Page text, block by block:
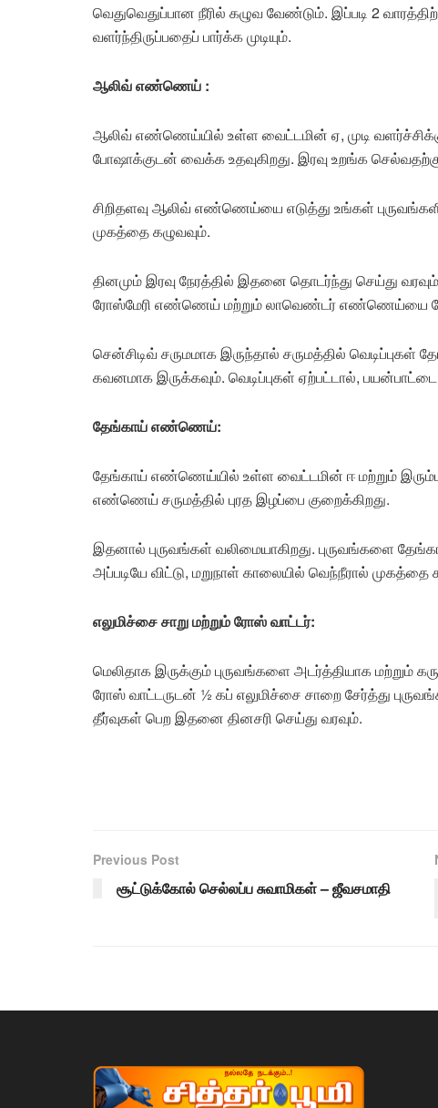
வெதுவெதுப்பான நீரில் கழுவ வேண்டும். இப்படி 2
வளர்ந்திருப்பதைப் பார்க்க முடியும்.
ஆலிவ் எண்ணெய் :
ஆலிவ் எண்ணெய்யில் உள்ள வைட்டமின் ஏ, முடி
போஷாக்குடன் வைக்க உதவுகிறது. இரவு உறங்க
சிறிதளவு ஆலிவ் எண்ணெய்யை எடுத்து உங்கள்
முகத்தை கழுவவும்.
தினமும் இரவு நேரத்தில் இதனை தொடர்ந்து செய்து
ரோஸ்மேரி எண்ணெய் மற்றும் லாவெண்டர் எண்ணெய்யை
சென்சிடிவ் சருமமாக இருந்தால் சருமத்தில்
கவனமாக இருக்கவும். வெடிப்புகள் ஏற்பட்டால்,
தேங்காய் எண்ணெய்:
தேங்காய் எண்ணெய்யில் உள்ள வைட்டமின் ஈ மற்றும் இரும்பு
எண்ணெய் சருமத்தில் புரத இழப்பை குறைக்கிறது.
இதனால் புருவங்கள் வலிமையாகிறது. புருவங்களை
அப்படியே விட்டு, மறுநாள் காலையில் வெந்நீரால்
எலுமிச்சை சாறு மற்றும் ரோஸ் வாட்டர்:
மெலிதாக இருக்கும் புருவங்களை அடர்த்தியாக மற்றும்
ரோஸ் வாட்டருடன் ½ கப் எலுமிச்சை சாறை சேர்த்து
தீர்வுகள் பெற இதனை தினசரி செய்து வரவும்.
Previous Post
சூட்டுக்கோல் செல்லப்ப சுவாமிகள் – ஜீவசமாதி